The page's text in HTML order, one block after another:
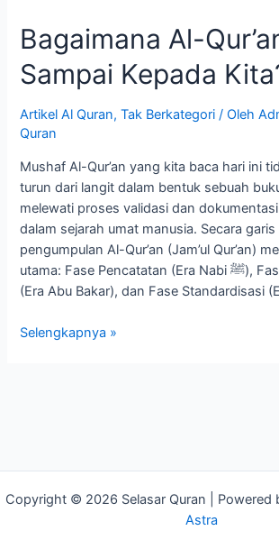
Bagaimana Al-
Sampai Kepada
Artikel Al Quran,Tak Berkategori / Oleh
Quran
Mushaf Al-Qur’an yang kita baca hari ini
turun dari langit dalam bentuk sebuah
melewati proses validasi dan
dalam sejarah umat manusia. Secara garis
pengumpulan Al-Qur’an (Jam’ul Qur’an)
utama: Fase Pencatatan (Era Nabi ﷺ), Fase Pengumpulan
(Era Abu Bakar), dan Fase Standardisasi
Selengkapnya »
Copyright © 2026 Selasar Quran | Powered
Astra